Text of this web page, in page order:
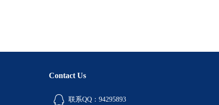
Contact Us
联系QQ：94295893